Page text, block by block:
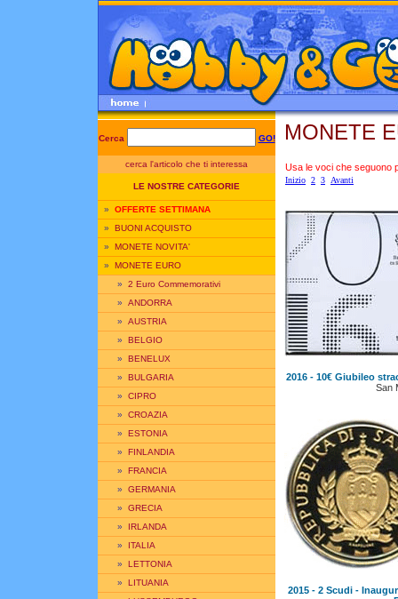
Cerca GO!
cerca l'articolo che ti interessa
LE NOSTRE CATEGORIE
» OFFERTE SETTIMANA
» BUONI ACQUISTO
» MONETE NOVITA'
» MONETE EURO
» 2 Euro Commemorativi
» ANDORRA
» AUSTRIA
» BELGIO
» BENELUX
» BULGARIA
» CIPRO
» CROAZIA
» ESTONIA
» FINLANDIA
» FRANCIA
» GERMANIA
» GRECIA
» IRLANDA
» ITALIA
» LETTONIA
» LITUANIA
MONETE
Usa le voci che seguono
Inizio 2 3 Avanti
2016 - 10€ Giubileo
San
2015 - 2 Scudi -